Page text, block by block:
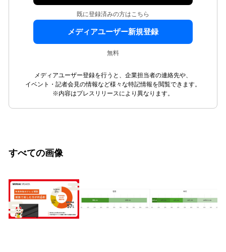
既に登録済みの方はこちら
メディアユーザー新規登録
無料
メディアユーザー登録を行うと、企業担当者の連絡先や、
イベント・記者会見の情報など様々な特記情報を閲覧できます。
※内容はプレスリリースにより異なります。
すべての画像